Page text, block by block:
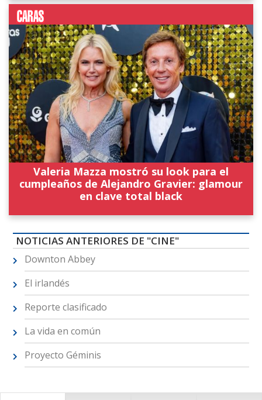
Valeria Mazza mostró su look para el
cumpleaños de Alejandro Gravier: glamour
en clave total black
NOTICIAS ANTERIORES DE "CINE"
Downton Abbey
El irlandés
Reporte clasificado
La vida en común
Proyecto Géminis